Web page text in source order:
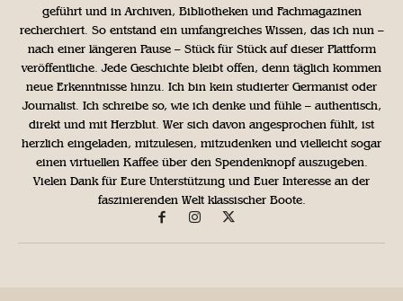
geführt und in Archiven, Bibliotheken und Fachmagazinen
recherchiert. So entstand ein umfangreiches Wissen, das ich nun –
nach einer längeren Pause – Stück für Stück auf dieser Plattform
veröffentliche. Jede Geschichte bleibt offen, denn täglich kommen
neue Erkenntnisse hinzu. Ich bin kein studierter Germanist oder
Journalist. Ich schreibe so, wie ich denke und fühle – authentisch,
direkt und mit Herzblut. Wer sich davon angesprochen fühlt, ist
herzlich eingeladen, mitzulesen, mitzudenken und vielleicht sogar
einen virtuellen Kaffee über den Spendenknopf auszugeben.
Vielen Dank für Eure Unterstützung und Euer Interesse an der
faszinierenden Welt klassischer Boote.